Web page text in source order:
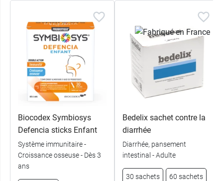
Biocodex Symbiosys
Defencia sticks Enfant
Système immunitaire -
Croissance osseuse - Dès 3
ans
Bedelix sachet contre la
diarrhée
Diarrhée, pansement
intestinal - Adulte
30 sachets 60 sachets